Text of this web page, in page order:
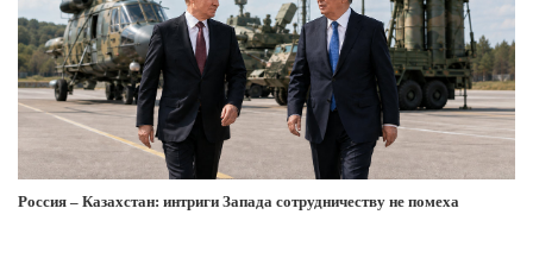
Россия – Казахстан: интриги Запада сотрудничеству не помеха